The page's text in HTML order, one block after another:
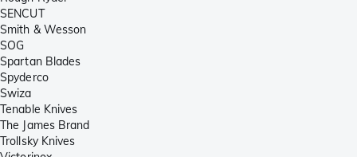
SENCUT
Smith & Wesson
SOG
Spartan Blades
Spyderco
Swiza
Tenable Knives
The James Brand
Trollsky Knives